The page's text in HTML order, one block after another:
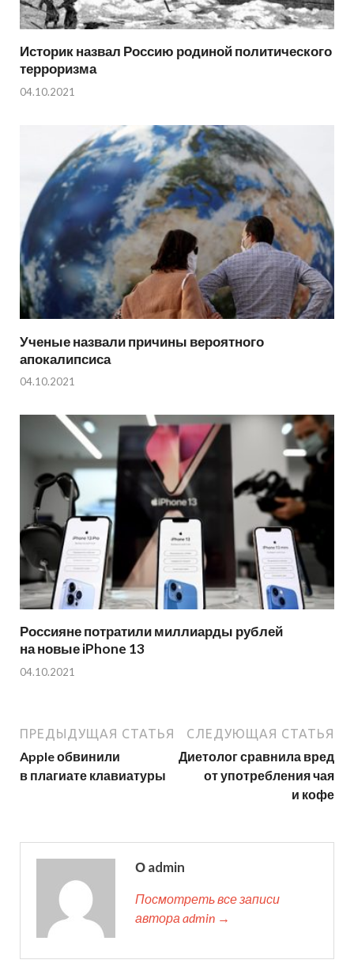
Историк назвал Россию родиной политического
терроризма
04.10.2021
Ученые назвали причины вероятного
апокалипсиса
04.10.2021
Россияне потратили миллиарды рублей
на новые iPhone 13
04.10.2021
ПРЕДЫДУЩАЯ СТАТЬЯ
Apple обвинили
в плагиате клавиатуры
СЛЕДУЮЩАЯ СТАТЬЯ
Диетолог сравнила вред
от употребления чая
и кофе
О admin
Посмотреть все записи
автора admin →